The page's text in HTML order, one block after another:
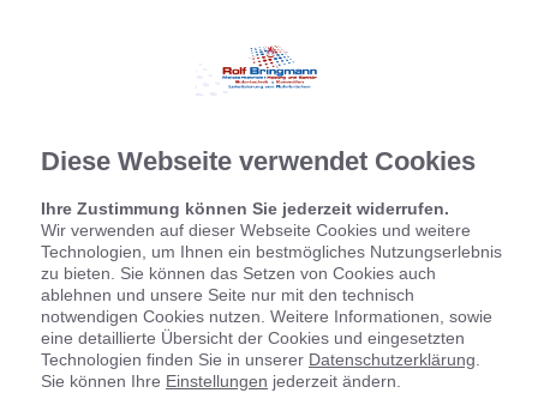
Diese Webseite verwendet Cookies
Ihre Zustimmung können Sie jederzeit widerrufen.
Wir verwenden auf dieser Webseite Cookies und weitere
Technologien, um Ihnen ein bestmögliches Nutzungserlebnis
zu bieten. Sie können das Setzen von Cookies auch
ablehnen und unsere Seite nur mit den technisch
notwendigen Cookies nutzen. Weitere Informationen, sowie
eine detaillierte Übersicht der Cookies und eingesetzten
Technologien finden Sie in unserer Datenschutzerklärung
Sie können Ihre Einstellungen jederzeit ändern.